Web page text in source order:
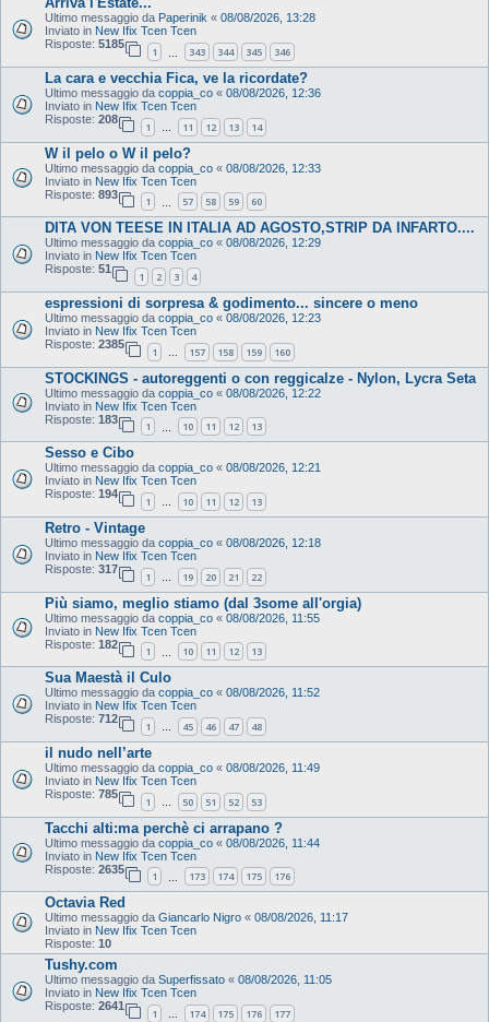
Ultimo messaggio da Paperinik « 08/08/2026, 13:28
Inviato in New Ifix Tcen Tcen
Risposte: 5185
1 343 344 345 346
La cara e vecchia Fica, ve la ricordate?
Ultimo messaggio da coppia_co « 08/08/2026, 12:36
Inviato in New Ifix Tcen Tcen
Risposte: 208
1 … 11 12 13 14
W il pelo o W il pelo?
Ultimo messaggio da coppia_co « 08/08/2026, 12:33
Inviato in New Ifix Tcen Tcen
Risposte: 893
1 57 58 59 60
DITA VON TEESE IN ITALIA AD AGOSTO,STRIP DA INFARTO....
Ultimo messaggio da coppia_co « 08/08/2026, 12:29
Inviato in New Ifix Tcen Tcen
Risposte: 51
1 2 3 4
espressioni di sorpresa & godimento... sincere o meno
Ultimo messaggio da coppia_co « 08/08/2026, 12:23
Inviato in New Ifix Tcen Tcen
Risposte: 2385
1 … 157 158 159 160
STOCKINGS - autoreggenti o con reggicalze - Nylon, Lycra Seta
Ultimo messaggio da coppia_co « 08/08/2026, 12:22
Inviato in New Ifix Tcen Tcen
Risposte: 183
1 10 11 12 13
Sesso e Cibo
Ultimo messaggio da coppia_co « 08/08/2026, 12:21
Inviato in New Ifix Tcen Tcen
Risposte: 194
1 … 10 11 12 13
Retro - Vintage
Ultimo messaggio da coppia_co « 08/08/2026, 12:18
Inviato in New Ifix Tcen Tcen
Risposte: 317
1 … 19 20 21 22
Più siamo, meglio stiamo (dal 3some all'orgia)
Ultimo messaggio da coppia_co « 08/08/2026, 11:55
Inviato in New Ifix Tcen Tcen
Risposte: 182
1 10 11 12 13
Sua Maestà il Culo
Ultimo messaggio da coppia_co « 08/08/2026, 11:52
Inviato in New Ifix Tcen Tcen
Risposte: 712
1 … 45 46 47 48
il nudo nell’arte
Ultimo messaggio da coppia_co « 08/08/2026, 11:49
Inviato in New Ifix Tcen Tcen
Risposte: 785
1 50 51 52 53
Tacchi alti:ma perchè ci arrapano ?
Ultimo messaggio da coppia_co « 08/08/2026, 11:44
Inviato in New Ifix Tcen Tcen
Risposte: 2635
1 173 174 175 176
Octavia Red
Ultimo messaggio da Giancarlo Nigro « 08/08/2026, 11:17
Inviato in New Ifix Tcen Tcen
Risposte: 10
Tushy.com
Ultimo messaggio da Superfissato « 08/08/2026, 11:05
Inviato in New Ifix Tcen Tcen
Risposte: 2641
1 … 174 175 176 177